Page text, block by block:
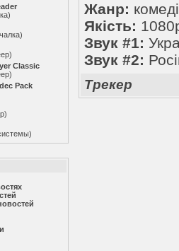
Classic
Pack
Жанр:
Якість:
Звук #1:
Звук #2:
Трекер